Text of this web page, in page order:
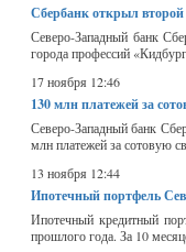
Сбербанк открыл
Северо-Западный банк
города профессий
17 ноября 12:46
130 млн платежей за
Северо-Западный банк
млн платежей за сотовую
13 ноября 12:44
Ипотечный портфель
Ипотечный кредитный
прошлого года. За 10